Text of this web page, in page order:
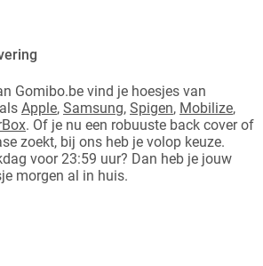
Gomibo.be vind je hoesjes van
Apple, Samsung, Spigen, Mobilize,
. Of je nu een robuuste back cover of
zoekt, bij ons heb je volop keuze.
voor 23:59 uur? Dan heb je jouw
morgen al in huis.